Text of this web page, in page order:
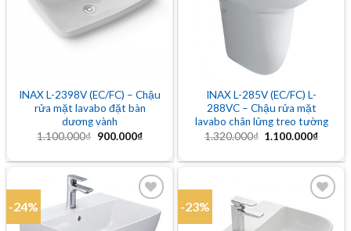
INAX L-2398V (EC/FC) – Chậu
rửa mặt lavabo đặt bàn
dương vành
1.100.000₫ Giá
1.100.000₫.
900.000₫Giá
là:
900.000₫.
INAX L-285V (EC/FC) L-
288VC – Chậu rửa mặt
lavabo chân lửng treo tường
1.320.000₫ Giá
1.320.000₫.
1.100.000₫Giá
là:
-24% -23%